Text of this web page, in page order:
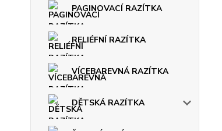
PAGINOVACÍ RAZÍTKA
RELIÉFNÍ RAZÍTKA
VÍCEBAREVNÁ RAZÍTKA
DĚTSKÁ RAZÍTKA